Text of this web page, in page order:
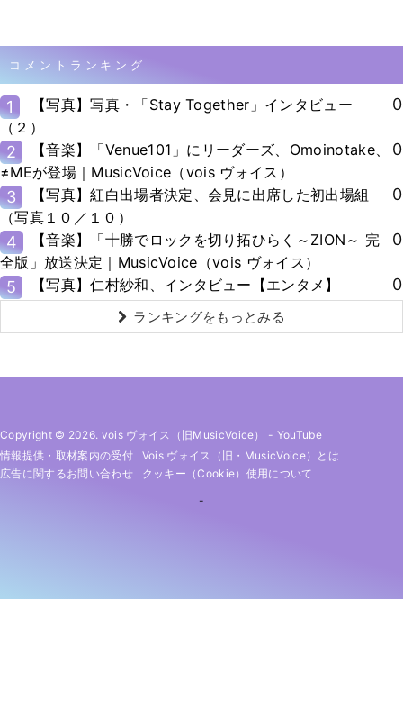
コメントランキング
1
【写真】写真・「Stay Together」インタビュー
（２）
0
2
【音楽】「Venue101」にリーダーズ、Omoinotake、
≠MEが登場｜MusicVoice（vois ヴォイス）
0
3
【写真】紅白出場者決定、会見に出席した初出場組
（写真１０／１０）
0
4
【音楽】「十勝でロックを切り拓ひらく～ZION～ 完
全版」放送決定｜MusicVoice（vois ヴォイス）
0
5 【写真】仁村紗和、インタビュー【エンタメ】 0
ランキングをもっとみる
Copyright © 2026. vois ヴォイス（旧MusicVoice） - YouTube
情報提供・取材案内の受付
Vois ヴォイス（旧・MusicVoice）とは
広告に関するお問い合わせ
クッキー（cookie）使用について
-